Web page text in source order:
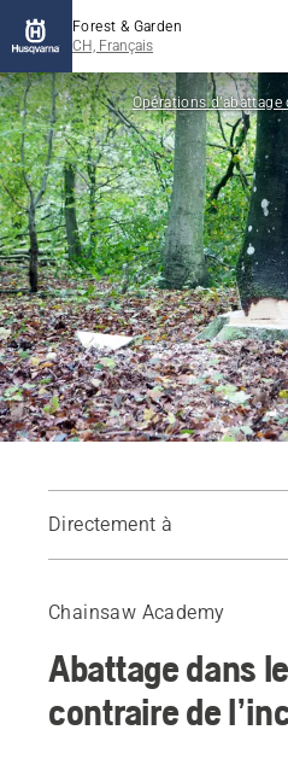
Forest & Garden
CH, Français
Opérations d’abattage
Directement à
Chainsaw Academy
Abattage dans
contraire de